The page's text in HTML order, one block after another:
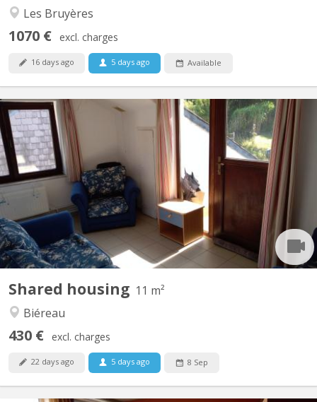
Les Bruyères
1070 € excl. charges
16 days ago 5 days ago Available
Shared housing 11 m²
Biéreau
430 € excl. charges
22 days ago 5 days ago 8 Sep
KV 1617
Vidéo disponible ici ! Agréable maison communautaire de 6
étudiant(e)s, située à Vieusart, juste en périphérie de Louvain-la-
Neuve Domiciliation possible. Non-fumeur. Wifi gratuit. Quartier
vert et calme : 32 rue de Mèves, 1325 Corroy-le-Grand. A
partager : cuisine équipée (4 taques...